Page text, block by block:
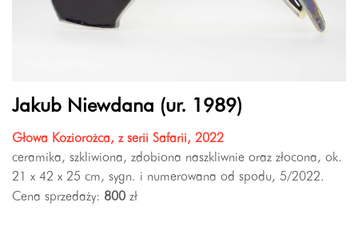
Jakub Niewdana (ur. 1989)
Głowa Koziorożca, z serii Safarii, 2022
ceramika, szkliwiona, zdobiona naszkliwnie oraz złocona, ok.
21 x 42 x 25 cm, sygn. i numerowana od spodu, 5/2022.
Cena sprzedaży: 800 zł